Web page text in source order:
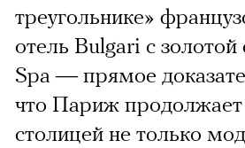
треугольнике»
отель Bulgari с золотой
Spa — прямое
что Париж
столицей не только